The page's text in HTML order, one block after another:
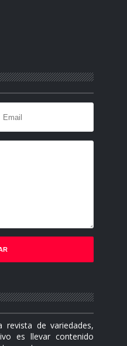
revista de variedades,
es llevar contenido